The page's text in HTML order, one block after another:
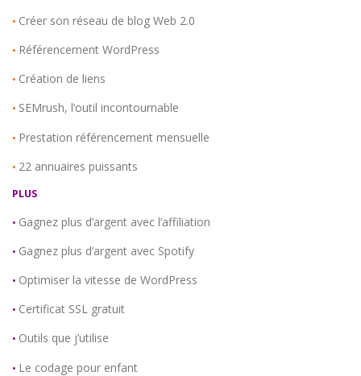
• Créer son réseau de blog Web 2.0
• Référencement WordPress
• Création de liens
• SEMrush, l’outil incontournable
• Prestation référencement mensuelle
• 22 annuaires puissants
PLUS
• Gagnez plus d’argent avec l’affiliation
• Gagnez plus d’argent avec Spotify
• Optimiser la vitesse de WordPress
• Certificat SSL gratuit
• Outils que j’utilise
• Le codage pour enfant